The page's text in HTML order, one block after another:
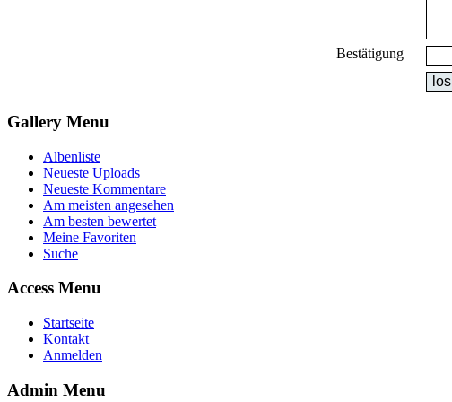
Bestätigung
los
Gallery Menu
Albenliste
Neueste Uploads
Neueste Kommentare
Am meisten angesehen
Am besten bewertet
Meine Favoriten
Suche
Access Menu
Startseite
Kontakt
Anmelden
Admin Menu